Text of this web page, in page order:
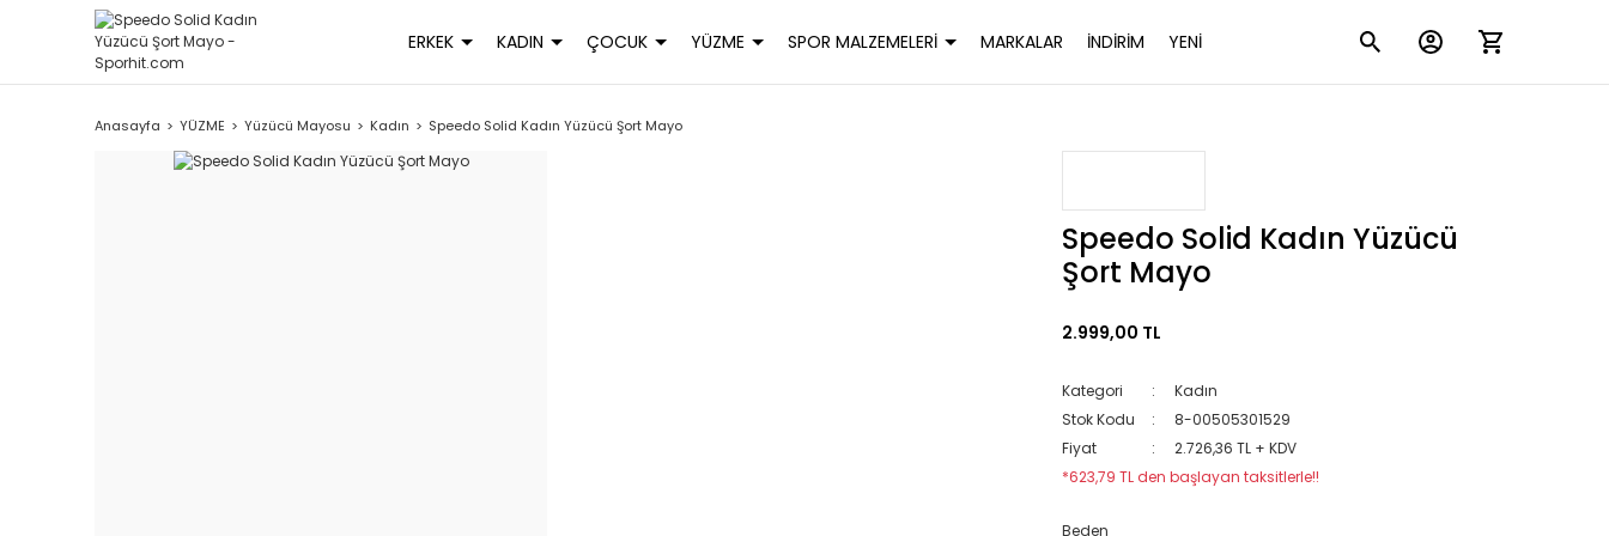
ERKEK KADIN ÇOCUK YÜZME SPOR MALZEMELERİ MARKALAR İNDİRİM YENİ
Anasayfa YÜZME Yüzücü Mayosu Kadın Speedo Solid Kadın Yüzücü Şort Mayo
Speedo Solid Kadın Yüzücü
Şort Mayo
2.999,00 TL
Kategori
Kadın
Stok Kodu
8-00505301529
Fiyat
2.726,36 TL + KDV
*623,79 TL den başlayan taksitlerle!!
Beden